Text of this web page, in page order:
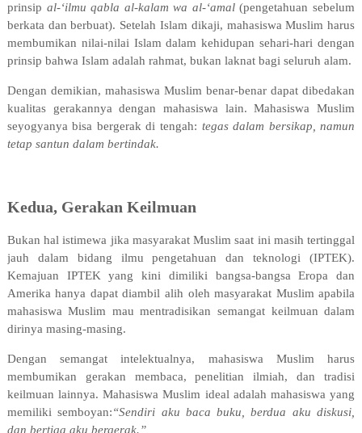
prinsip al-‘ilmu qabla al-kalam wa al-‘amal(pengetahuan sebelum
berkata dan berbuat). Setelah Islam dikaji, mahasiswa Muslim harus
membumikan nilai-nilai Islam dalam kehidupan sehari-hari dengan
prinsip bahwa Islam adalah rahmat, bukan laknat bagi seluruh alam.
Dengan demikian, mahasiswa Muslim benar-benar dapat dibedakan
kualitas gerakannya dengan mahasiswa lain. Mahasiswa Muslim
seyogyanya bisa bergerak di tengah: tegas dalam bersikap, namun
tetap santun dalam bertindak.
Kedua, Gerakan Keilmuan
Bukan hal istimewa jika masyarakat Muslim saat ini masih tertinggal
jauh dalam bidang ilmu pengetahuan dan teknologi (IPTEK).
Kemajuan IPTEK yang kini dimiliki bangsa-bangsa Eropa dan
Amerika hanya dapat diambil alih oleh masyarakat Muslim apabila
mahasiswa Muslim mau mentradisikan semangat keilmuan dalam
dirinya masing-masing.
Dengan semangat intelektualnya, mahasiswa Muslim harus
membumikan gerakan membaca, penelitian ilmiah, dan tradisi
keilmuan lainnya. Mahasiswa Muslim ideal adalah mahasiswa yang
memiliki semboyan:“Sendiri aku baca buku, berdua aku diskusi,
dan bertiga aku bergerak.”